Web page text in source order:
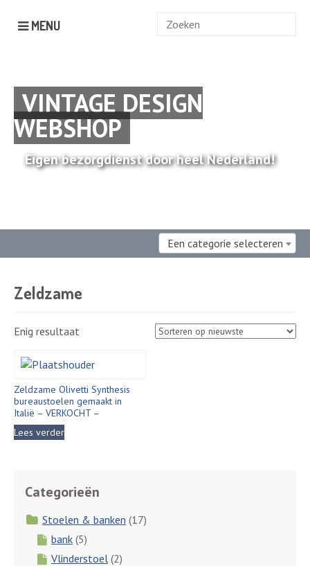
MENU
Zoek
VINTAGE DESIGN
WEBSHOP
Eigen bezorgdienst door heel Nederland!
Een categorie selecteren
Zeldzame
Enig resultaat
Zeldzame Olivetti Synthesis
bureaustoelen gemaakt in
Italië – VERKOCHT –
Lees verder
Categorieën
Stoelen & banken (17)
bank (5)
Vlinderstoel (2)